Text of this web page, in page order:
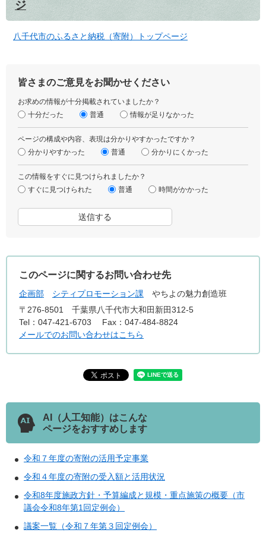
ジ
八千代市のふるさと納税（寄附）トップページ
皆さまのご意見をお聞かせください
お求めの情報が十分掲載されていましたか？
十分だった
普通 情報が足りなかった
ページの構成や内容、表現は分かりやすかったですか？
分かりやすかった
普通 分かりにくかった
この情報をすぐに見つけられましたか？
すぐに見つけられた
普通 時間がかかった
このページに関するお問い合わせ先
企画部 シティプロモーション課
やちよの魅力創造班
〒276-8501
千葉県八千代市大和田新田312-5
Tel：047-421-6703
Fax：047-484-8824
メールでのお問い合わせはこちら
AI（人工知能）はこんな
ページをおすすめします
令和７年度の寄附の活用予定事業
令和４年度の寄附の受入額と活用状況
令和8年度施政方針・予算編成と規模・重点施策の概要（市
議会令和8年第1回定例会）
議案一覧（令和７年第３回定例会）